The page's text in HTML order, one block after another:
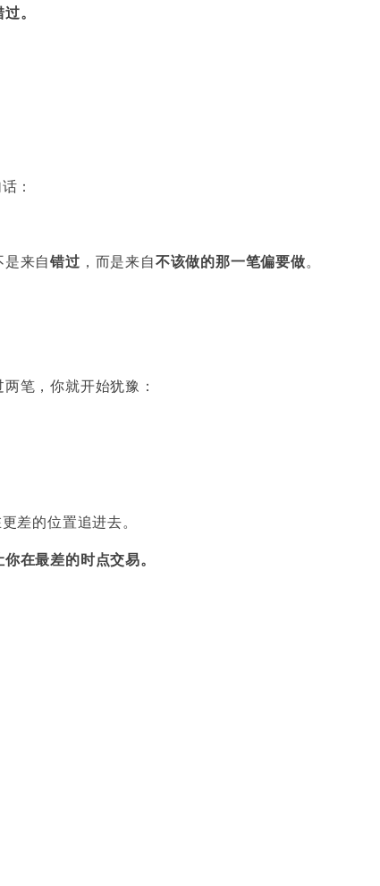
。
：
是来自错过 ，而是来自不该做的那一笔偏要做。
笔，你就开始犹豫：
差的位置追进去。
在最差的时点交易。